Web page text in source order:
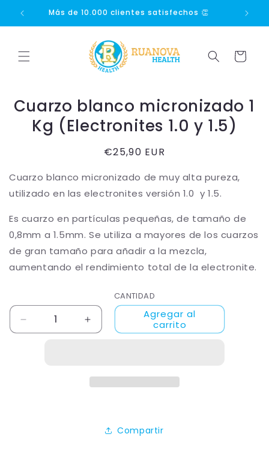
directamente
al contenido
Más de 10.000 clientes satisfechos 👏
Carrito
directamente
a la
información
del producto
Cuarzo blanco micronizado 1
Kg (Electronites 1.0 y 1.5)
Precio
€25,90 EUR
Cuarzo blanco micronizado de muy alta pureza,
utilizado en las electronites versión 1.0 y 1.5.
Es cuarzo en partículas pequeñas, de tamaño de
0,8mm a 1.5mm. Se utiliza a mayores de los cuarzos
de gran tamaño para añadir a la mezcla,
aumentando el rendimiento total de la electronite.
CANTIDAD
Reducir
cantidad
Aumentar
cantidad
blanco
micronizado
(Electronites
Agregar al
carrito
Compartir